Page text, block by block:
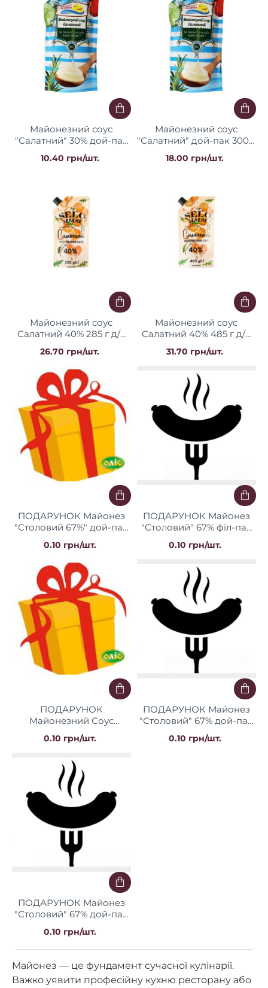
Майонезний соус
"Салатний" 30% дой-пак
160 г / 35 шт ТМ "Одеські
традиції"
10.40 грн/шт.
Майонезний соус
"Салатний" дой-пак 300 г
/ 25 шт ТМ "Одеські
традиції"
18.00 грн/шт.
Майонезний соус
Салатний 40% 285 г д/п
ТМ "Selo Зелене"
26.70 грн/шт.
Майонезний соус
Салатний 40% 485 г д/п
ТМ "Selo Зелене"
31.70 грн/шт.
ПОДАРУНОК Майонез
"Cтоловий 67%" дой-пак
170 г (4+1) Оліс
0.10 грн/шт.
ПОДАРУНОК Майонез
"Столовий" 67% філ-пак
0,35 кг (4+1) Оліс
0.10 грн/шт.
ПОДАРУНОК
Майонезний Соус
"Екстра" 40% дой-пак
300 г (4+1) Оліс
0.10 грн/шт.
ПОДАРУНОК Майонез
"Столовий" 67% дой-пак
500 г (5+1) Оліс
0.10 грн/шт.
ПОДАРУНОК Майонез
"Столовий" 67% дой-пак
300 г (5+1) Оліс
0.10 грн/шт.
Майонез — це фундамент сучасної кулінарії.
Важко уявити професійну кухню ресторану або